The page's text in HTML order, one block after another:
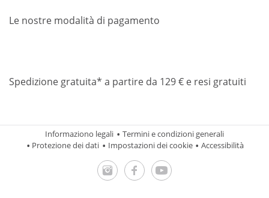
Le nostre modalità di pagamento
Spedizione gratuita* a partire da 129 € e resi gratuiti
Informaziono legali
Termini e condizioni generali
Protezione dei dati
Impostazioni dei cookie Accessibilità